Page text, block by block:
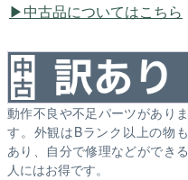
中古品についてはこちら
動作不良や不足パーツがありま
す。外観はBランク以上の物も
あり、自分で修理などができる
人にはお得です。